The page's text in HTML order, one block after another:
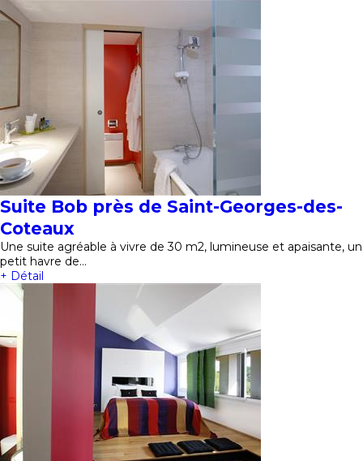
Suite Bob près de Saint-Georges-des-
Coteaux
Une suite agréable à vivre de 30 m2, lumineuse et apaisante, un
petit havre de…
+ Détail